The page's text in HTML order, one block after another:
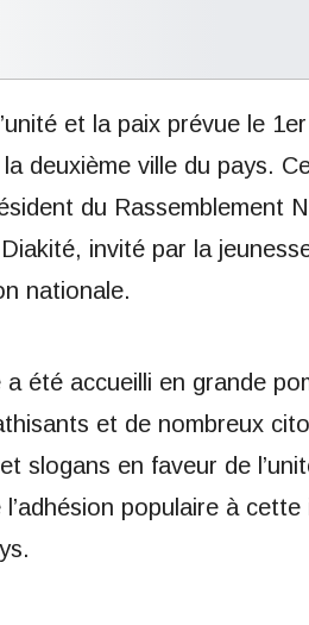
et la paix prévue le
deuxième ville du pays.
du Rassemblement
invité par la
nationale.
été accueilli en grande
et de nombreux
slogans en faveur de
populaire à